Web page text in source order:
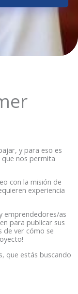
y para eso es
nos permita
con la misión de
experiencia
emprendedores/as
para publicar sus
de ver cómo se
que estás buscando